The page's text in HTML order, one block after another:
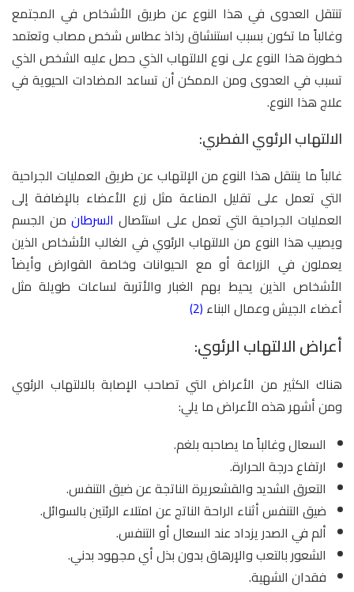
تنتقل العدوى في هذا النوع عن طريق الأشخاص في المجتمع
وغالباً ما تكون بسبب استنشاق رذاذ عطاس شخص مصاب وتعتمد
خطورة هذا النوع على نوع الالتهاب الذي حصل عليه الشخص الذي
تسبب في العدوى ومن الممكن أن تساعد المضادات الحيوية في
علاج هذا النوع.
الالتهاب الرئوي الفطري:
غالباً ما ينتقل هذا النوع من الإلتهاب عن طريق العمليات الجراحية
التي تعمل على تقليل المناعة مثل زرع الأعضاء بالإضافة إلى
العمليات الجراحية التي تعمل على استئصال السرطانمن الجسم
ويصيب هذا النوع من الالتهاب الرئوي في الغالب الأشخاص الذين
يعملون في الزراعة أو مع الحيوانات وخاصة القوارض وأيضاً
الأشخاص الذين يحيط بهم الغبار والأتربة لساعات طويلة مثل
أعضاء الجيش وعمال البناء (2)
أعراض الالتهاب الرئوي:
هناك الكثير من الأعراض التي تصاحب الإصابة بالالتهاب الرئوي
ومن أشهر هذه الأعراض ما يلي:
السعال وغالباً ما يصاحبه بلغم.
ارتفاع درجة الحرارة.
التعرق الشديد والقشعريرة الناتجة عن ضيق التنفس.
ضيق التنفس أثناء الراحة الناتج عن امتلاء الرئتين بالسوائل.
ألم في الصدر يزداد عند السعال أو التنفس.
الشعور بالتعب والإرهاق بدون بذل أي مجهود بدني.
فقدان الشهية.